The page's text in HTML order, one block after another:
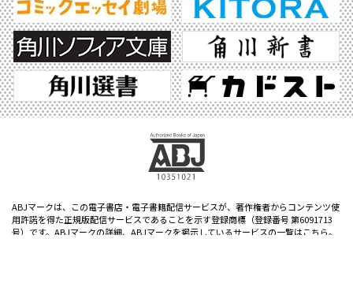
ABJマークは、この電子書店・電子書籍配信サービスが、著作権者からコンテンツ使
用許諾を得た正規版配信サービスであることを示す登録商標（登録番号 第6091713
号）です。ABJマークの詳細、ABJマークを掲示しているサービスの一覧はこちら。